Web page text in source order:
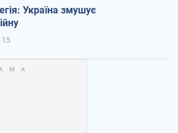
Україна змушує
15